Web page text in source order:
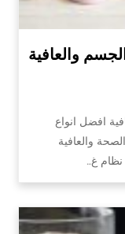
والعافية
افضل انواع
والعافية
نظام غ…